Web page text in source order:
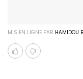
MIS EN LIGNE PAR HAMIDOU